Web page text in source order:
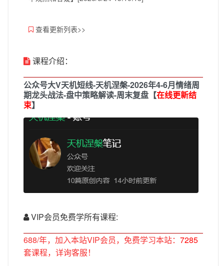
查看更新列表>>
课程介绍：
公众号大V天机短线-天机涅槃-2026年4-6月情绪周
期龙头战法-盘中策略解读-周末复盘【在线更新结
束】
VIP会员免费学所有课程:
688/年，加入本站VIP会员，免费学习本站： 7285
套课程，详询客服！